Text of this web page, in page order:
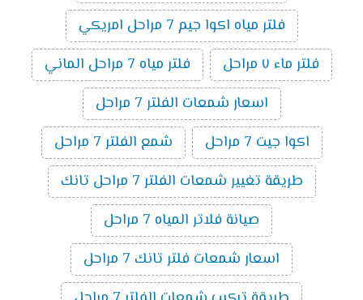
فلتر مياه اكوا جيم 7 مراحل امريكي
فلتر ماء ٧ مراحل
فلتر مياه 7 مراحل الماني
اسعار شمعات الفلتر 7 مراحل
اكوا جيت 7 مراحل
شمع الفلتر 7 مراحل
طريقة تغيير شمعات الفلتر 7 مراحل تانك
صيانة فلاتر المياه 7 مراحل
اسعار شمعات فلتر تانك 7 مراحل